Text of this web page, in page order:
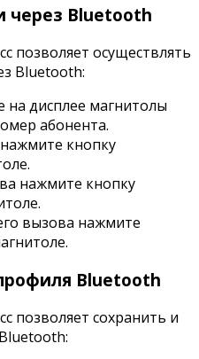
через Bluetooth
позволяет осуществлять
Bluetooth:
дисплее магнитолы
абонента.
кнопку
нажмите кнопку
вызова нажмите
Bluetooth
позволяет сохранить и